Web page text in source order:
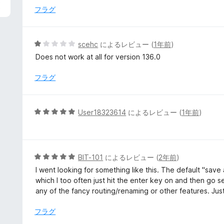
3
価
フラグ
5
段
中
評
価
scehc によるレビュー (1年前)
Does not work at all for version 136.0
フラグ
5
5
評
価
User18323614 によるレビュー (1年前)
5
段
階
中
の
BIT-101 によるレビュー (2年前)
I went looking for something like this. The default
which I too often just hit the enter key on and then go
any of the fancy routing/renaming or other features.
フラグ